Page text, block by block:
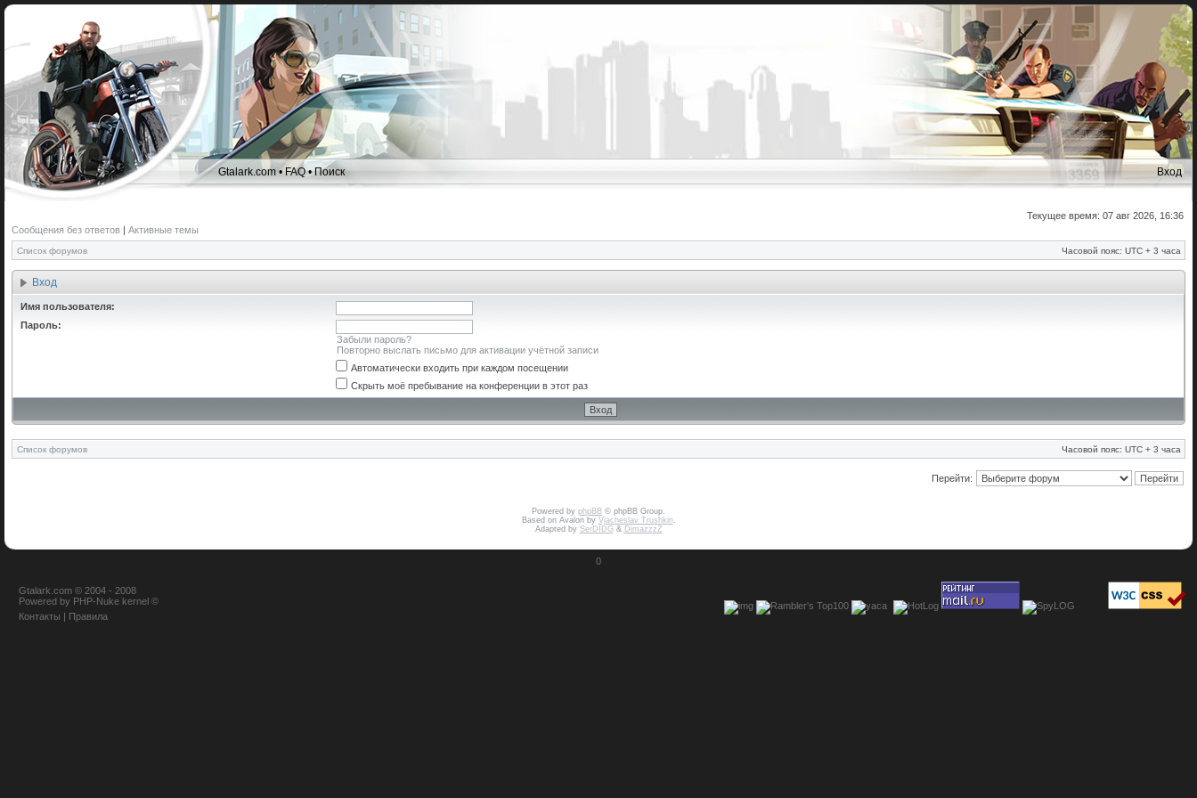
Gtalark.com •FAQ•Поиск Вход
Текущее время: 07 авг 2026, 16:36
Сообщения без ответов | Активные темы
Список форумов Часовой пояс: UTC + 3 часа
Вход
Имя пользователя:
Пароль:
Забыли пароль?
Повторно выслать письмо для активации учётной записи
Автоматически входить при каждом посещении
Скрыть моё пребывание на конференции в этот раз
Список форумов Часовой пояс: UTC + 3 часа
Перейти:
Powered by phpBB © phpBB Group.
Based on Avalon by Vjacheslav Trushkin.
Adapted by SerDIDG& DimazzzZ
0
Gtalark.com © 2004 - 2008
Powered by PHP-Nuke kernel ©
Контакты | Правила